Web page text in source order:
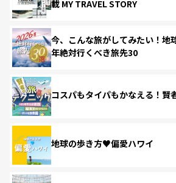
載 MY TRAVEL STORY
今、こんな旅がしてみたい！地
年絶対行くべき旅先30
コスパもタイパもかなえる！賢
地球の歩き方♥偏愛ハワイ